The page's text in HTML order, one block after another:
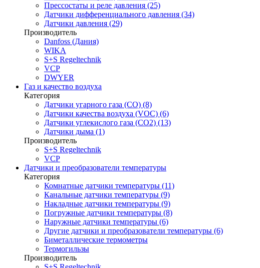
Прессостаты и реле давления (25)
Датчики дифференциального давления (34)
Датчики давления (29)
Производитель
Danfoss (Дания)
WIKA
S+S Regeltechnik
VCP
DWYER
Газ и качество воздуха
Категория
Датчики угарного газа (CO) (8)
Датчики качества воздуха (VOC) (6)
Датчики углекислого газа (CO2) (13)
Датчики дыма (1)
Производитель
S+S Regeltechnik
VCP
Датчики и преобразователи температуры
Категория
Комнатные датчики температуры (11)
Канальные датчики температуры (9)
Накладные датчики температуры (9)
Погружные датчики температуры (8)
Наружные датчики температуры (6)
Другие датчики и преобразователи температуры (6)
Биметаллические термометры
Термогильзы
Производитель